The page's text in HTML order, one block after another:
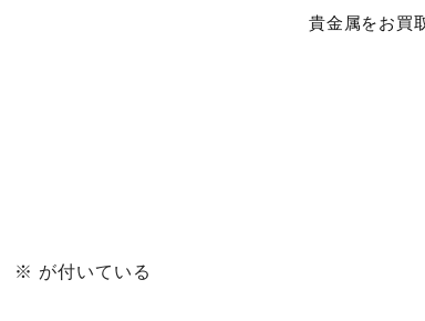
貴金属をお買
※ が付いている